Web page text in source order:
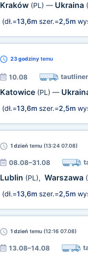
Kraków (PL) — Ukraina
(dł.=13,6mszer.=2,5m
23 godzinytemu
10.08 tautliner
Katowice (PL) —
(dł.=13,6mszer.=2,5m
1 dzień temu (13:24 07.08)
08.08–31.08
Lublin (PL), Warszawa
(dł.=13,6mszer.=2,5m
1 dzień temu (12:16 07.08)
13.08–14.08